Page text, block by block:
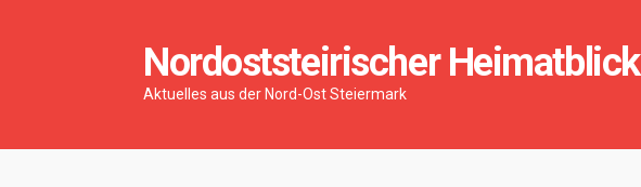
Nordoststeirischer Heimatblick
Aktuelles aus der Nord-Ost Steiermark